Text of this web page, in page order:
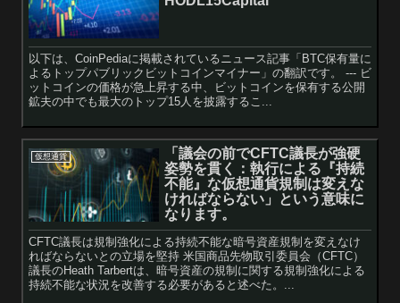
以下は、CoinPediaに掲載されているニュース記事「BTC保有量に
よるトップパブリックビットコインマイナー」の翻訳です。 --- ビ
ットコインの価格が急上昇する中、ビットコインを保有する公開
鉱夫の中でも最大のトップ15人を披露するこ...
仮想通貨
「議会の前でCFTC議長が強硬
姿勢を貫く：執行による『持続
不能』な仮想通貨規制は変えな
ければならない」という意味に
なります。
CFTC議長は規制強化による持続不能な暗号資産規制を変えなけ
ればならないとの立場を堅持 米国商品先物取引委員会（CFTC）
議長のHeath Tarbertは、暗号資産の規制に関する規制強化による
持続不能な状況を改善する必要があると述べた。...